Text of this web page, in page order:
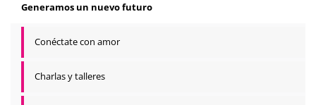
Generamos un nuevo futuro
Conéctate con amor
Charlas y talleres